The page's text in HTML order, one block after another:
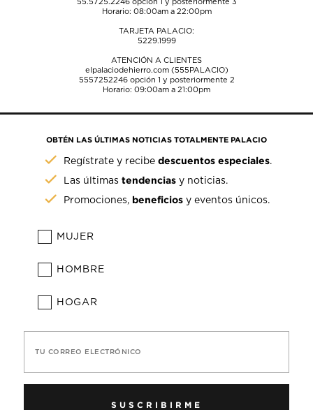
55.5725.2246opción 1 y posteriormente 3
Horario: 08:00am a 22:00pm
TARJETA PALACIO:
5229.1999
ATENCIÓN A CLIENTES
elpalaciodehierro.com (555PALACIO)
5557252246opción 1 y posteriormente 2
Horario: 09:00am a 21:00pm
OBTÉN LAS ÚLTIMAS NOTICIAS TOTALMENTE PALACIO
Regístrate y recibedescuentos especiales.
Las últimastendencias y noticias.
Promociones, beneficios y eventos únicos.
MUJER
HOMBRE
HOGAR
TU CORREO ELECTRÓNICO
SUSCRIBIRME